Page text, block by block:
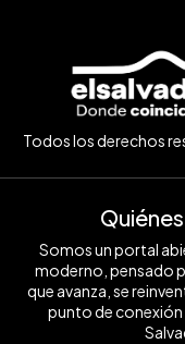
Todos los derechos
Somos un portal
moderno, pensado
que avanza, se
punto de conexión